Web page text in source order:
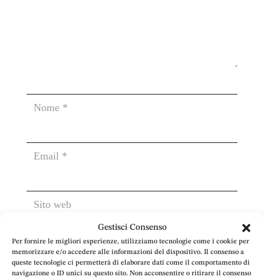
Gestisci Consenso
Per fornire le migliori esperienze, utilizziamo tecnologie come i cookie per
memorizzare e/o accedere alle informazioni del dispositivo. Il consenso a
queste tecnologie ci permetterà di elaborare dati come il comportamento di
navigazione o ID unici su questo sito. Non acconsentire o ritirare il consenso